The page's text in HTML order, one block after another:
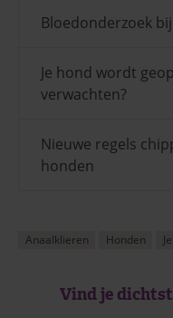
Bloedonderzoek
Je hond wordt
verwachten?
Nieuwe regels
honden
Anaalklieren Honden
Vind je